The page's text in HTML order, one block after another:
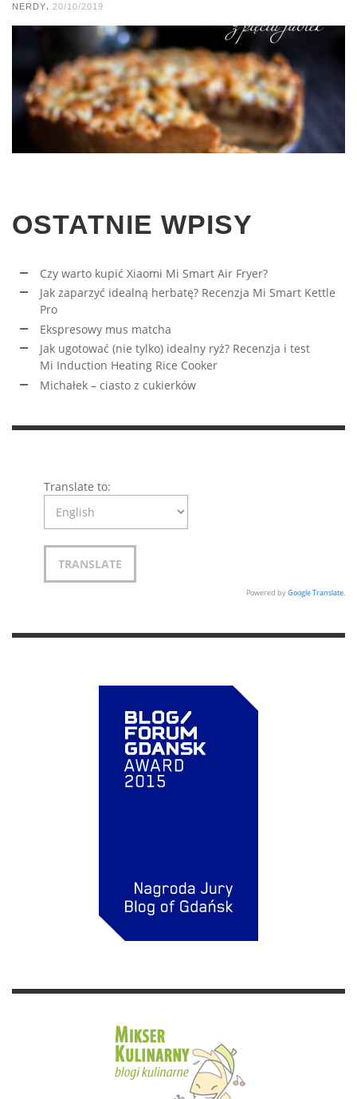
NERDY, 20/10/2019
OSTATNIE WPISY
Czy warto kupić Xiaomi Mi Smart Air Fryer?
Jak zaparzyć idealną herbatę? Recenzja Mi Smart Kettle
Pro
Ekspresowy mus matcha
Jak ugotować (nie tylko) idealny ryż? Recenzja i test
Mi Induction Heating Rice Cooker
Michałek – ciasto z cukierków
Translate to:
Powered byGoogle Translate